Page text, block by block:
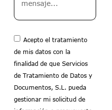
Acepto el tratamiento
de mis datos con la
finalidad de que Servicios
de Tratamiento de Datos y
Documentos, S.L. pueda
gestionar mi solicitud de